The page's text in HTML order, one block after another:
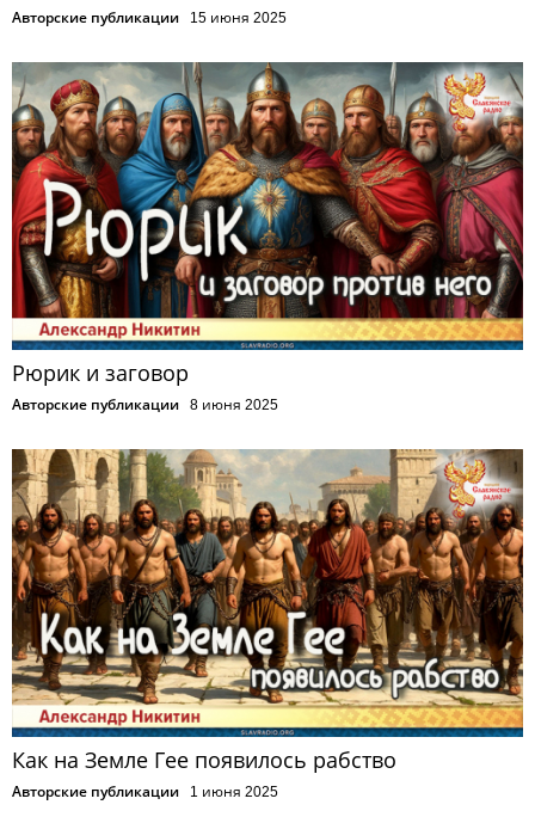
Авторские публикации 15 июня 2025
Рюрик и заговор
Авторские публикации 8 июня 2025
Как на Земле Гее появилось рабство
Авторские публикации 1 июня 2025